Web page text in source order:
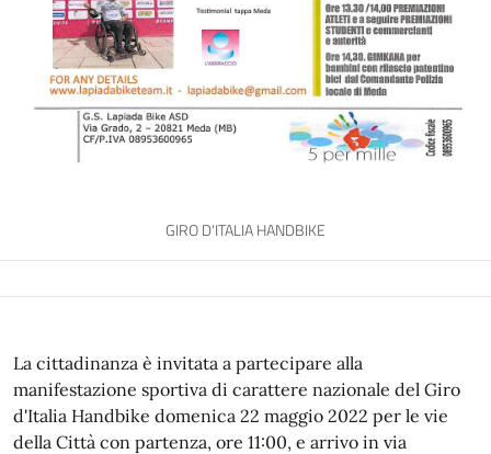
GIRO D'ITALIA HANDBIKE
La cittadinanza è invitata a partecipare alla
manifestazione sportiva di carattere nazionale del Giro
d'Italia Handbike domenica 22 maggio 2022 per le vie
della Città con partenza, ore 11:00, e arrivo in via